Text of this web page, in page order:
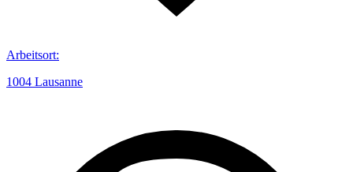
Arbeitsort:
1004 Lausanne